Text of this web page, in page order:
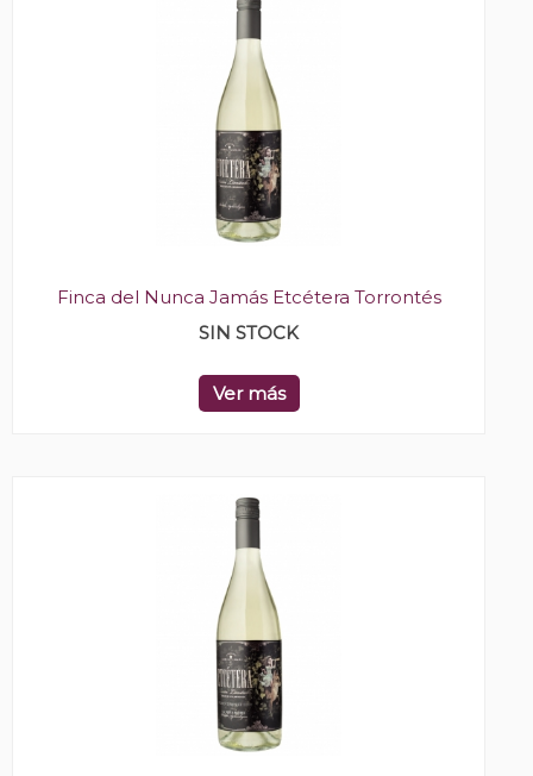
Finca del Nunca Jamás Etcétera Torrontés
SIN STOCK
Ver más